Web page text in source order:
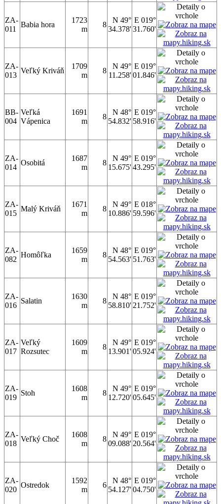
ZA-
011
Babia hora
1723
m
8
N 49°
34.378'
E 019°
31.760'
ZA-
013
Veľký Kriváň
1709
m
8
N 49°
11.258'
E 019°
01.846'
BB-
004
Veľká
Vápenica
1691
m
8
N 48°
54.832'
E 019°
58.916'
ZA-
014
Osobitá
1687
m
8
N 49°
15.675'
E 019°
43.295'
ZA-
015
Malý Kriváň
1671
m
8
N 49°
10.886'
E 018°
59.596'
ZA-
082
Homôľka
1659
m
8
N 48°
54.563'
E 019°
51.763'
ZA-
016
Salatin
1630
m
8
N 48°
58.810'
E 019°
21.752'
ZA-
017
Veľký
Rozsutec
1609
m
8
N 49°
13.901'
E 019°
05.924'
ZA-
019
Stoh
1608
m
8
N 49°
12.720'
E 019°
05.645'
ZA-
018
Veľký Choč
1608
m
8
N 49°
09.088'
E 019°
20.564'
ZA-
020
Ostredok
1592
m
6
N 48°
54.127'
E 019°
04.750'